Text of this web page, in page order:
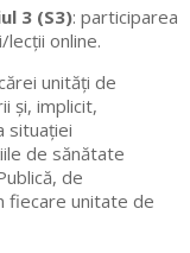
3 (S3): participarea
online.
unități de
și, implicit,
situației
de sănătate
de
fiecare unitate de